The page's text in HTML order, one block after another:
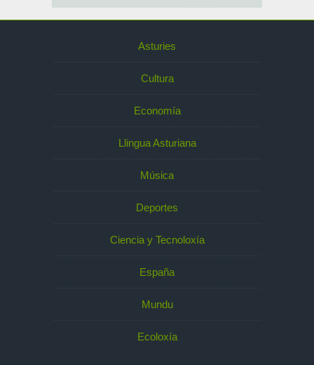
Asturies
Cultura
Economía
Llingua Asturiana
Música
Deportes
Ciencia y Tecnoloxía
España
Mundu
Ecoloxía